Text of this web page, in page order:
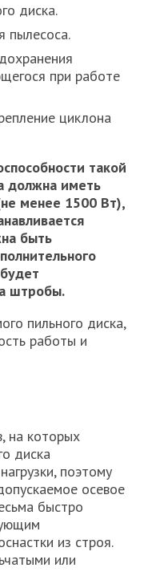
диска.
пылесоса.
при работе
циклона
такой
должна иметь
менее 1500 Вт),
быть
штробы.
пильного диска,
работы и
на которых
диска
поэтому
осевое
быстро
из строя.
или